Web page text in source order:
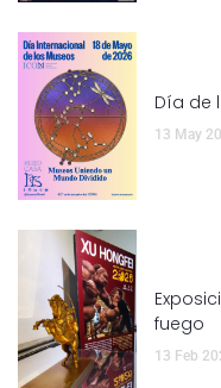
Día de
13 May
fuego
13 Feb